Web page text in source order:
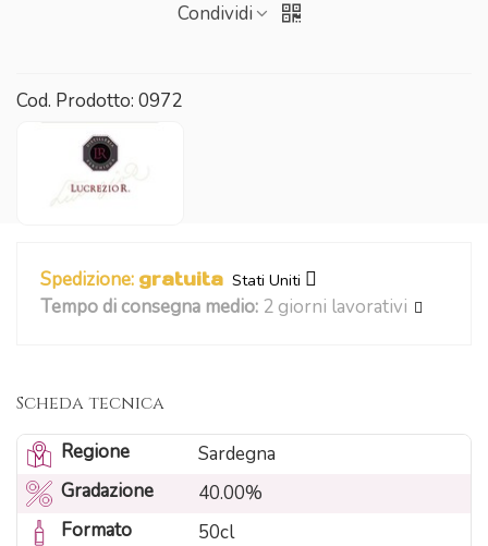
Condividi
Cod. Prodotto: 0972
Spedizione: gratuita Stati Uniti
Tempo di consegna medio: 2 giorni lavorativi
Scheda tecnica
Regione
Sardegna
Gradazione
40.00%
Formato
50cl